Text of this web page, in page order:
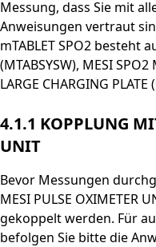
Messung, dass Sie mit
Anweisungen vertraut
mTABLET SPO2 besteht
(MTABSYSW), MESI
LARGE CHARGING PLATE
4.1.1 KOPPLUNG
UNIT
Bevor Messungen
MESI PULSE OXIMETER
gekoppelt werden. Für
befolgen Sie bitte die